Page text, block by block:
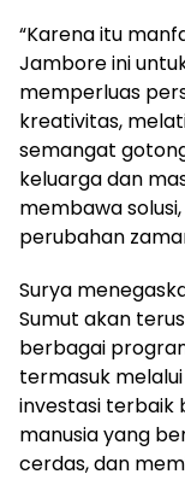
“Karena itu
Jambore ini
memperluas
kreativitas,
semangat
keluarga dan
membawa
perubahan
Surya
Sumut akan
berbagai
termasuk
investasi terbaik
manusia yang
cerdas, dan